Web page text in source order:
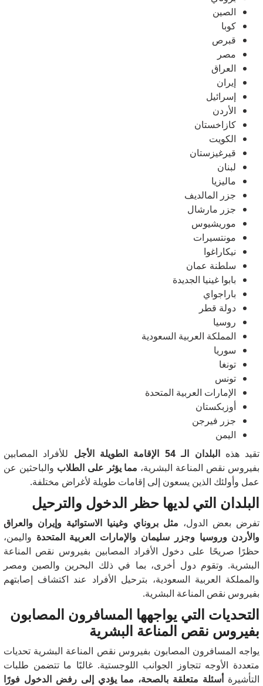
الصين
كوبا
قبرص
مصر
العراق
إيران
إسرائيل
الأردن
كازاخستان
الكويت
قيرغيزستان
لبنان
ماليزيا
جزر المالديف
جزر مارشال
موريشيوس
مونتسيرات
نيكاراغوا
سلطنة عمان
بابوا غينيا الجديدة
باراجواي
دولة قطر
روسيا
المملكة العربية السعودية
سوريا
تونغا
تونس
الإمارات العربية المتحدة
أوزبكستان
جزر فيرجن
اليمن
تقيد هذهالبلدان الـ 54 الإقامة الطويلة الأجل
للأفراد المصابين
بفيروس نقص المناعة البشرية، مما يؤثر على الطلاب والباحثين عن
عمل وأولئك الذين يسعون إلى إقامات طويلة لأغراض مختلفة.
البلدان التي لديها حظر الدخول والترحيل
تفرض بعض الدول، مثل بروناي وغينيا الاستوائية وإيران والعراق
والأردن وروسيا وجزر سليمان والإمارات العربية المتحدة واليمن،
حظرًا صريحًا على دخول الأفراد المصابين بفيروس نقص المناعة
البشرية. وتقوم دول أخرى، بما في ذلك البحرين والصين ومصر
والمملكة العربية السعودية، بترحيل الأفراد عند اكتشاف إصابتهم
بفيروس نقص المناعة البشرية.
التحديات التي يواجهها المسافرون المصابون
بفيروس نقص المناعة البشرية
يواجه المسافرون المصابون بفيروس نقص المناعة البشرية تحديات
متعددة الأوجه تتجاوز الجوانب اللوجستية. غالبًا ما تتضمن طلبات
التأشيرةأسئلة متعلقة بالصحة، مما يؤدي إلى رفض الدخول فورًا